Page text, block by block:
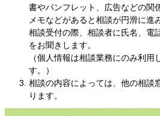
書やパンフレット、広告などの関
メモなどがあると相談が円滑に進
相談受付の際、相談者に氏名、電
をお聞きします。
（個人情報は相談業務にのみ利用
す。）
相談の内容によっては、他の相談
ります。